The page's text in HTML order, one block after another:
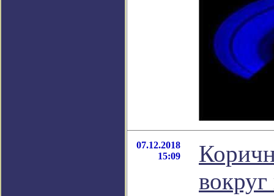
07.12.2018
15:09
вокруг